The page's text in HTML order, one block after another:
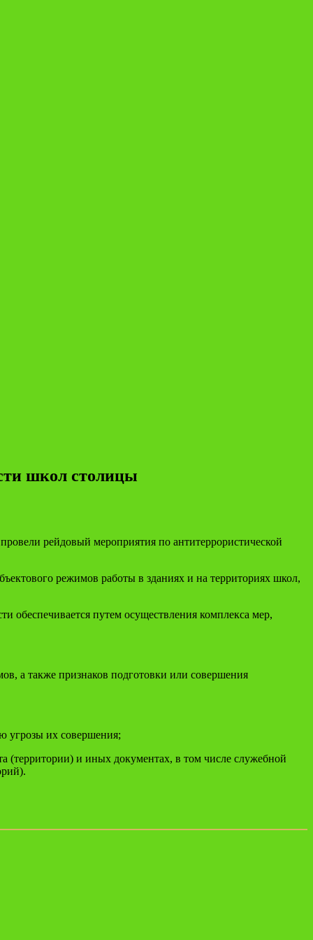
школ столицы
рейдовый мероприятия по антитеррористической
режимов работы в зданиях и на территориях школ,
обеспечивается путем осуществления комплекса мер,
а также признаков подготовки или совершения
угрозы их совершения;
(территории) и иных документах, в том числе служебной